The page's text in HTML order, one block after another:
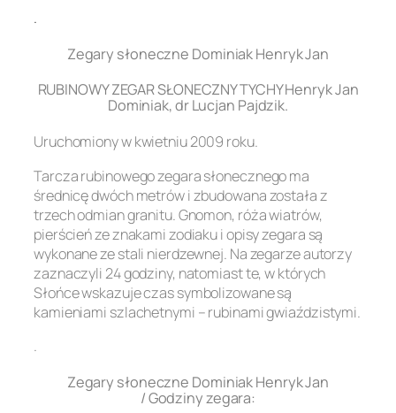
.
Zegary słoneczne Dominiak Henryk Jan
RUBINOWY ZEGAR SŁONECZNY TYCHY Henryk Jan
Dominiak, dr Lucjan Pajdzik.
Uruchomiony w kwietniu 2009 roku.
Tarcza rubinowego zegara słonecznego ma
średnicę dwóch metrów i zbudowana została z
trzech odmian granitu. Gnomon, róża wiatrów,
pierścień ze znakami zodiaku i opisy zegara są
wykonane ze stali nierdzewnej. Na zegarze autorzy
zaznaczyli 24 godziny, natomiast te, w których
Słońce wskazuje czas symbolizowane są
kamieniami szlachetnymi – rubinami gwiaździstymi.
.
Zegary słoneczne Dominiak Henryk Jan
/ Godziny zegara: